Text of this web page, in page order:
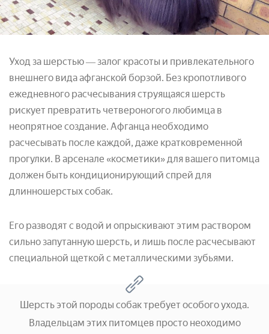
Уход за шерстью ― залог красоты и привлекательного
внешнего вида афганской борзой. Без кропотливого
ежедневного расчесывания струящаяся шерсть
рискует превратить четвероногого любимца в
неопрятное создание. Афганца необходимо
расчесывать после каждой, даже кратковременной
прогулки. В арсенале «косметики» для вашего питомца
должен быть кондиционирующий спрей для
длинношерстых собак.
Его разводят с водой и опрыскивают этим раствором
сильно запутанную шерсть, и лишь после расчесывают
специальной щеткой с металлическими зубьями.
Шерсть этой породы собак требует особого ухода.
Владельцам этих питомцев просто неоходимо